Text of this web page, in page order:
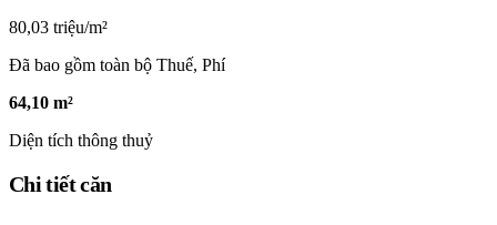
80,03 triệu/m²
Đã bao gồm toàn bộ Thuế, Phí
64,10 m²
Diện tích thông thuỷ
Chi tiết căn